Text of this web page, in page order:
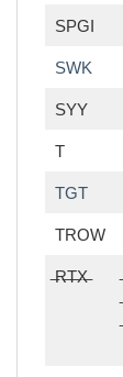
SPGI
SWK
SYY
T
TGT
TROW
̶R̶T̶X̶